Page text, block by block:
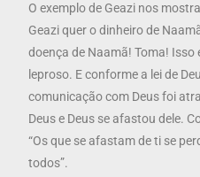
O exemplo de Geazi nos
Geazi quer o dinheiro de
doença de Naamã! Toma! Isso
leproso. E conforme a lei de
comunicação com Deus foi
Deus e Deus se afastou dele.
“Os que se afastam de ti se
todos”.